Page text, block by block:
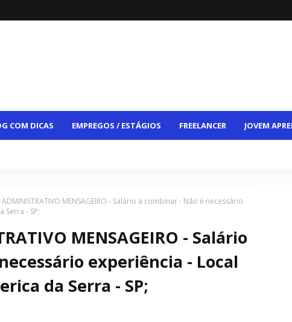
COM DICAS EMPREGOS / ESTÁGIOS FREELANCER JOVEM
ADMINISTRATIVO MENSAGEIRO - Salário a combinar - Não é necessário
- SP;
MENSAGEIRO - Salário
experiência - Local
da Serra - SP;